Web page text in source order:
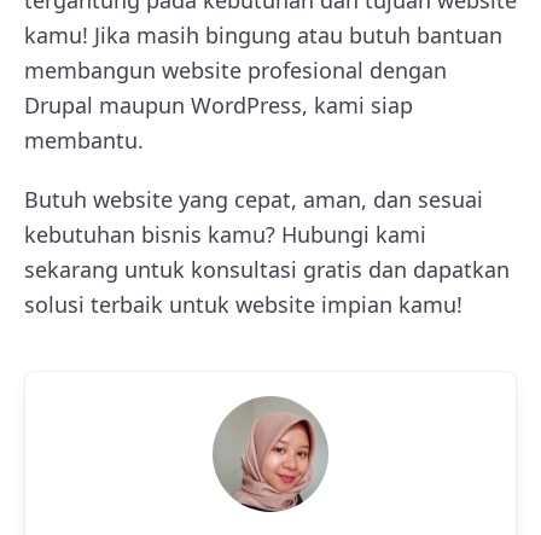
kamu! Jika masih bingung atau butuh bantuan
membangun website profesional dengan
Drupal maupun WordPress, kami siap
membantu.
Butuh website yang cepat, aman, dan sesuai
kebutuhan bisnis kamu? Hubungi kami
sekarang untuk konsultasi gratis dan dapatkan
solusi terbaik untuk website impian kamu!